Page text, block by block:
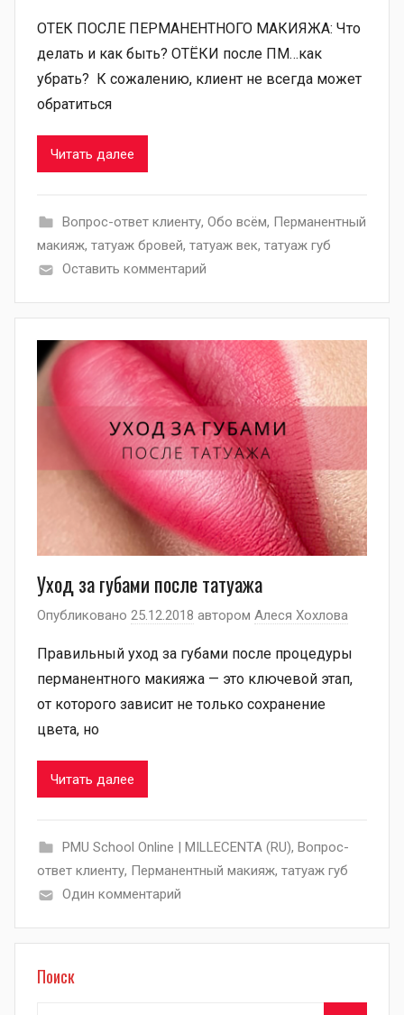
ОТЕК ПОСЛЕ ПЕРМАНЕНТНОГО МАКИЯЖА: Что
делать и как быть? ОТЁКИ после ПМ…как
убрать? К сожалению, клиент не всегда может
обратиться
Читать далее
Вопрос-ответ клиенту, Обо всём, Перманентный
макияж, татуаж бровей, татуаж век, татуаж губ
Оставить комментарий
Уход за губами после татуажа
Опубликовано 25.12.2018 автором Алеся Хохлова
Правильный уход за губами после процедуры
перманентного макияжа — это ключевой этап,
от которого зависит не только сохранение
цвета, но
Читать далее
PMU School Online | MILLECENTA (RU), Вопрос-
ответ клиенту, Перманентный макияж, татуаж губ
Один комментарий
Поиск